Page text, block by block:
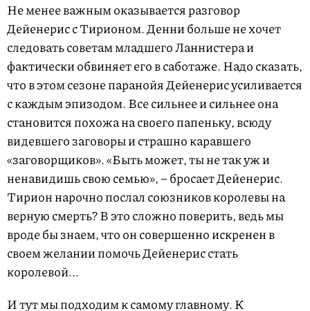
Не менее важным оказывается разговор
Дейенерис с Тирионом. Денни больше не хочет
следовать советам младшего Ланнистера и
фактически обвиняет его в саботаже. Надо сказать,
что в этом сезоне паранойя Дейенерис усиливается
с каждым эпизодом. Все сильнее и сильнее она
становится похожа на своего папеньку, всюду
видевшего заговоры и страшно каравшего
«заговорщиков». «Быть может, ты не так уж и
ненавидишь свою семью», – бросает Дейенерис.
Тирион нарочно послал союзников королевы на
верную смерть? В это сложно поверить, ведь мы
вроде бы знаем, что он совершенно искренен в
своем желании помочь Дейенерис стать
королевой...
И тут мы подходим к самому главному. К